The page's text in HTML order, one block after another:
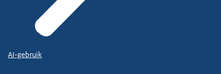
AI-gebruik